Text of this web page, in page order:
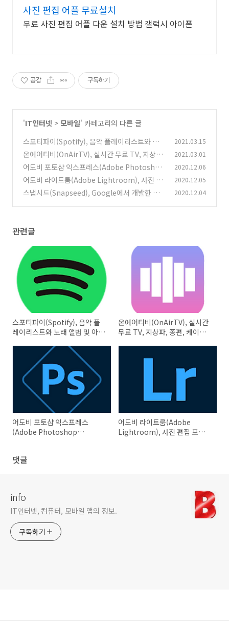
사진 편집 어플 무료설치
무료 사진 편집 어플 다운 설치 방법 갤럭시 아이폰
공감 구독하기
'IT인터넷 > 모바일' 카테고리의 다른 글
스포티파이(Spotify), 음악 플레이리스트와 노
래 앨범 및 아티스트 정보 (0)
2021.03.15
온에어티비(OnAirTV), 실시간 무료 TV, 지상파,
종편, 케이블 방송 (0)
2021.03.01
어도비 포토샵 익스프레스(Adobe Photoshop
Express), 사진 편집기 콜라주 메이커 (0)
2020.12.06
어도비 라이트룸(Adobe Lightroom), 사진 편
집 포토샵 어플
(0)
2020.12.05
스냅시드(Snapseed), Google에서 개발한 사
2020.12.04
관련글
스포티파이(Spotify), 음악 플
레이리스트와 노래 앨범 및 아티
온에어티비(OnAirTV), 실시간
무료 TV, 지상파, 종편, 케이블
어도비 포토샵 익스프레스
(Adobe Photoshop
어도비 라이트룸(Adobe
Lightroom), 사진 편집 포토샵
댓글
info
IT인터넷, 컴퓨터, 모바일 앱의 정보.
구독하기